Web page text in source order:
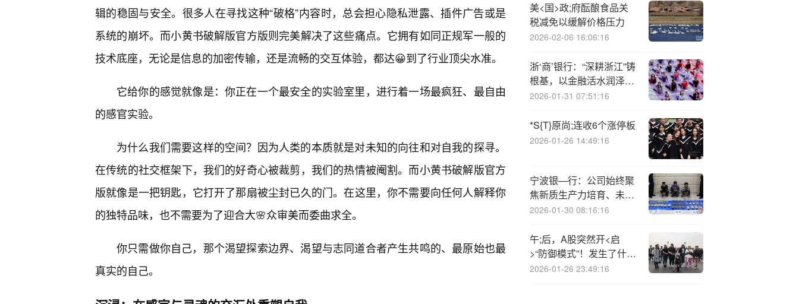
辑的稳固与安全。很多人在寻找这种“破格”内容时，总会担心隐私泄露、插件广告或是
系统的崩坏。而小黄书破解版官方版则完美解决了这些痛点。它拥有如同正规军一般的
技术底座，无论是信息的加密传输，还是流畅的交互体验，都达😀到了行业顶尖水准。
它给你的感觉就像是：你正在一个最安全的实验室里，进行着一场最疯狂、最自由
的感官实验。
为什么我们需要这样的空间？因为人类的本质就是对未知的向往和对自我的探寻。
在传统的社交框架下，我们的好奇心被裁剪，我们的热情被阉割。而小黄书破解版官方
版就像是一把钥匙，它打开了那扇被尘封已久的门。在这里，你不需要向任何人解释你
的独特品味，也不需要为了迎合大🌸众审美而委曲求全。
你只需做你自己，那个渴望探索边界、渴望与志同道合者产生共鸣的、最原始也最
真实的自己。
美<国>政;府酝酿食品关
税减免以缓解价格压力
2026-02-06 16:06:16
浙‘商’银行：“深耕浙江”铸
根基，以金融活水润泽民
生肌理
2026-01-31 07:51:16
*S{T}原尚;连收6个涨停板
2026-01-26 14:49:16
宁波银—行：公司始终聚
焦新质生产力培育、未来
产业建设以及增强人民群
领域
2026-01-30 08:16:16
午;后，A股突然开<启
>“防御模式”！发生了什
么？
2026-01-26 23:49:16